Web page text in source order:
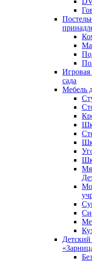
Игровая
сада
Мебель
Детский